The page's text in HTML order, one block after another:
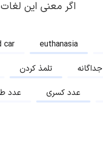
اگر معنی این
car euthanasia
تلمذ کردن جداگانه
عدد عدد کسری